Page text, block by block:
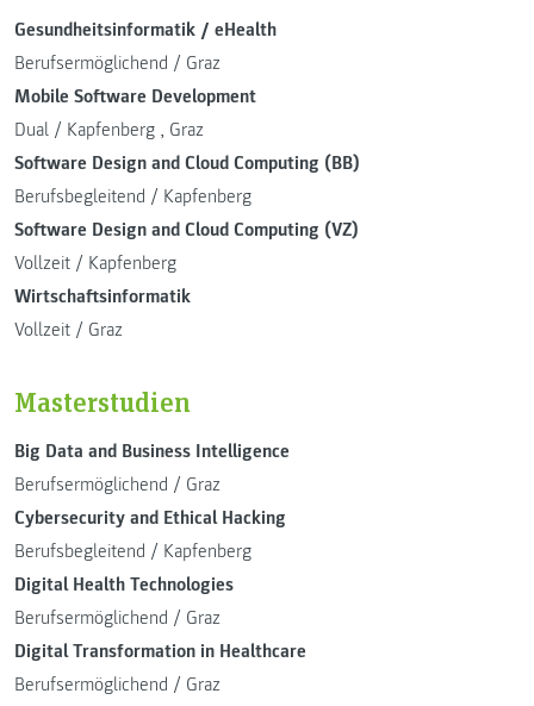
Gesundheitsinformatik / eHealth
Berufsermöglichend / Graz
Mobile Software Development
Dual / Kapfenberg , Graz
Software Design and Cloud Computing (BB)
Berufsbegleitend / Kapfenberg
Software Design and Cloud Computing (VZ)
Vollzeit / Kapfenberg
Wirtschaftsinformatik
Vollzeit / Graz
Masterstudien
Big Data and Business Intelligence
Berufsermöglichend / Graz
Cybersecurity and Ethical Hacking
Berufsbegleitend / Kapfenberg
Digital Health Technologies
Berufsermöglichend / Graz
Digital Transformation in Healthcare
Berufsermöglichend / Graz